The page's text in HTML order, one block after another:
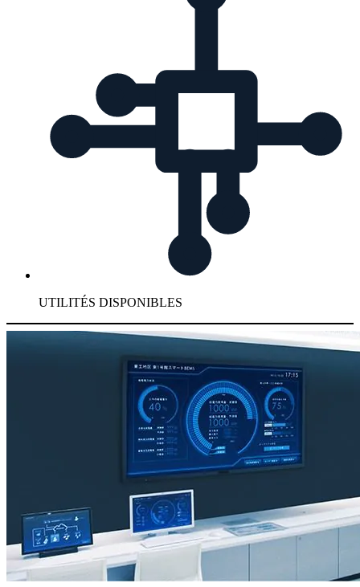
UTILITÉS DISPONIBLES